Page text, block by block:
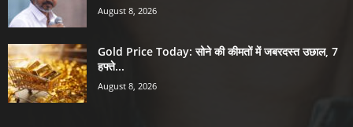
August 8, 2026
Gold Price Today: सोने की कीमतों में जबरदस्त उछाल, 7
हफ्ते...
August 8, 2026